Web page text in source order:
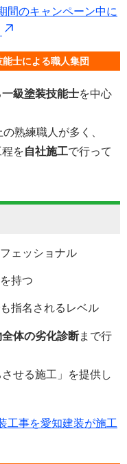
間のキャンペーン中に
士による職人集団
一級塗装技能士を中心
熟練職人が多く、
を自社施工で行って
ェッショナル
持つ
指名されるレベル
体の劣化診断まで行
せる施工」を提供し
工事を愛知建装が施工